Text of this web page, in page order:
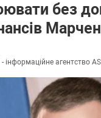
без
інформаційне агентство